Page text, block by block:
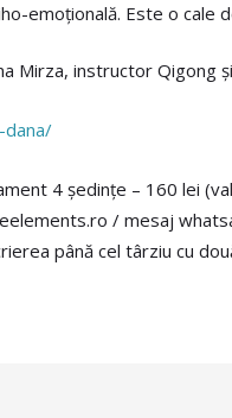
emoțională. Este o cale
Mirza, instructor Qigong
4 ședințe – 160 lei
/ mesaj
până cel târziu cu